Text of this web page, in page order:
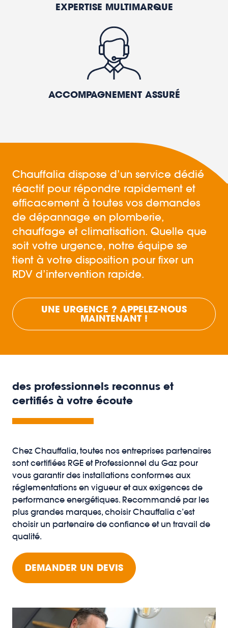
EXPERTISE MULTIMARQUE
ACCOMPAGNEMENT ASSURÉ
Chauffalia dispose d’un service dédié
réactif pour répondre rapidement et
efficacement à toutes vos demandes
de dépannage en plomberie,
chauffage et climatisation. Quelle que
soit votre urgence, notre équipe se
tient à votre disposition pour fixer un
RDV d’intervention rapide.
UNE URGENCE ? APPELEZ-NOUS
MAINTENANT !
des professionnels reconnus et
certifiés à votre écoute
Chez Chauffalia, toutes nos entreprises partenaires
sont certifiées RGE et Professionnel du Gaz pour
vous garantir des installations conformes aux
réglementations en vigueur et aux exigences de
performance energétiques. Recommandé par les
plus grandes marques, choisir Chauffalia c’est
choisir un partenaire de confiance et un travail de
qualité.
DEMANDER UN DEVIS